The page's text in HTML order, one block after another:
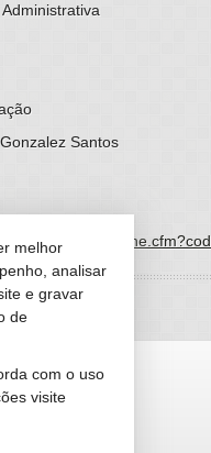
Santos
-
melhor
analisar
e gravar
de
com o uso
visite